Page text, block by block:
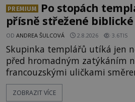
PREMIUM
Po stopách
přísně střežené
OD ANDREA ŠULCOVÁ 2.8.2026 3.6TIS
Skupinka templářů utíká jen
před hromadným zatýkáním
francouzskými uličkami
přístavu. Jeden z nich má přes
tajemným obsahem. Kapitán lodi už na ně čeká.
ZOBRAZIT VÍCE